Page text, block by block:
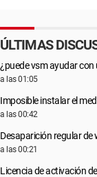
ÚLTIMAS
¿puede vsm ayudar
a las 01:05
Imposible instalar el
a las 00:42
Desaparición regular
a las 00:21
Licencia de activación